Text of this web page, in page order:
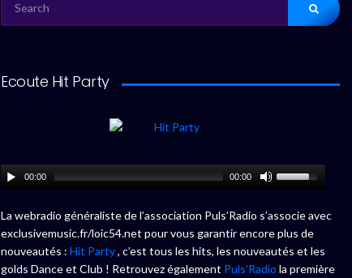
FOR:
Ecoute Hit Party
00:00 00:00
La webradio généraliste de l’association Puls’Radio s’associe avec
exclusivemusic.fr/loic54.net pour vous garantir encore plus de
nouveautés : Hit Party, c’est tous les hits, les nouveautés et les
golds Dance et Club ! Retrouvez également Puls’Radio la première